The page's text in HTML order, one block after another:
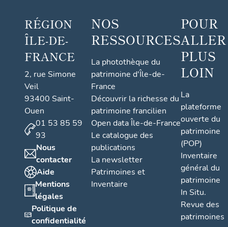
RÉGION
ÎLE-DE-
FRANCE
2, rue Simone
Veil
93400 Saint-
Ouen
01 53 85 59
93
Nous
contacter
Aide
Mentions
légales
Politique de
confidentialité
NOS
RESSOURCES
La photothèque du
patrimoine d'Île-de-
France
Découvrir la richesse du
patrimoine francilien
Open data Île-de-France
Le catalogue des
publications
La newsletter
Patrimoines et
Inventaire
POUR
ALLER
PLUS
LOIN
La
plateforme
ouverte du
patrimoine
(POP)
Inventaire
général du
patrimoine
In Situ.
Revue des
patrimoines